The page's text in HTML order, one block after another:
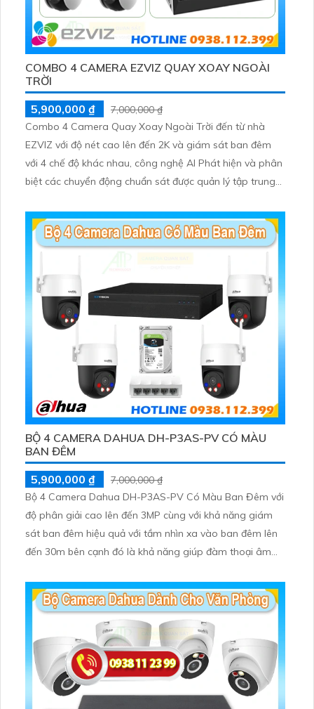
COMBO 4 CAMERA EZVIZ QUAY XOAY NGOÀI
TRỜI
5,900,000 ₫
7,000,000 ₫
Combo 4 Camera Quay Xoay Ngoài Trời đến từ nhà
EZVIZ với độ nét cao lên đến 2K và giám sát ban đêm
với 4 chế độ khác nhau, công nghệ AI Phát hiện và phân
biệt các chuyển động chuẩn sát được quản lý tập trung
BỘ 4 CAMERA DAHUA DH-P3AS-PV CÓ MÀU
BAN ĐÊM
5,900,000 ₫
7,000,000 ₫
Bộ 4 Camera Dahua DH-P3AS-PV Có Màu Ban Đêm với
độ phân giải cao lên đến 3MP cùng với khả năng giám
sát ban đêm hiệu quả với tầm nhìn xa vào ban đêm lên
đến 30m bên cạnh đó là khả năng giúp đàm thoại âm
hiện xâm nhập